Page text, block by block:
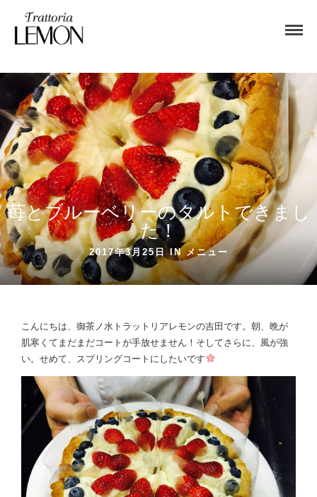
苺とブルーベリーのタルトできまし
た！
2017年3月25日 INメニュー
こんにちは、御茶ノ水トラットリアレモンの吉田です。朝、晩が
肌寒くてまだまだコートが手放せません！そしてさらに、風が強
い。せめて、スプリングコートにしたいです